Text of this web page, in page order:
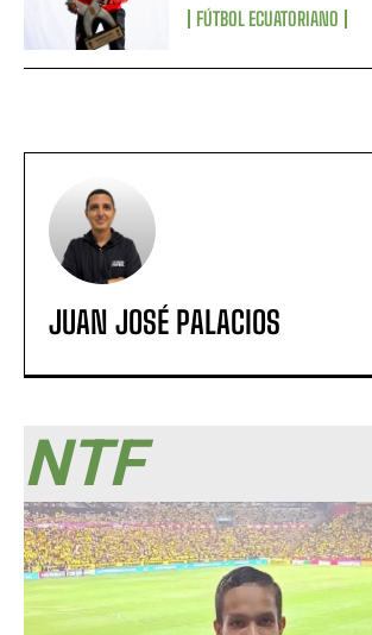
FÚTBOL ECUATORIANO
JUAN JOSÉ PALACIOS
NTF